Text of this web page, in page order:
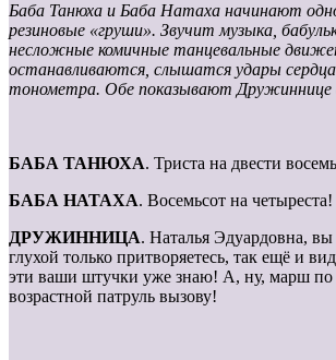
Баба Танюха и Баба Натаха начинают
резиновые «груши». Звучит музыка,
несложные комичные танцевальные
останавливаются, слышатся удары
тонометра. Обе показывают Дружиннице
БАБА ТАНЮХА. Триста на двести
БАБА НАТАХА. Восемьсот на четыреста!
ДРУЖИННИЦА. Наталья Эдуардовна, вы
глухой только притворяетесь, так ещё и
эти ваши штучки уже знаю! А, ну, марш по
возрастной патруль вызову!